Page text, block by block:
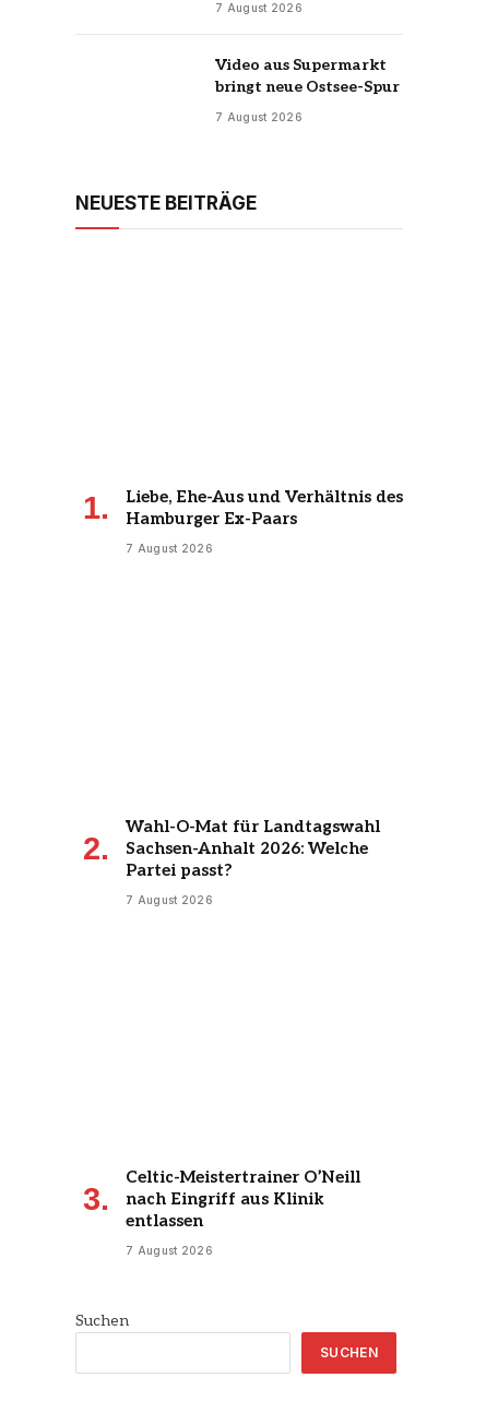
7 August 2026
Video aus Supermarkt
bringt neue Ostsee-Spur
7 August 2026
NEUESTE BEITRÄGE
Liebe, Ehe-Aus und Verhältnis des
Hamburger Ex-Paars
7 August 2026
Wahl-O-Mat für Landtagswahl
Sachsen-Anhalt 2026: Welche
Partei passt?
7 August 2026
Celtic-Meistertrainer O’Neill
nach Eingriff aus Klinik
entlassen
7 August 2026
Suchen
SUCHEN